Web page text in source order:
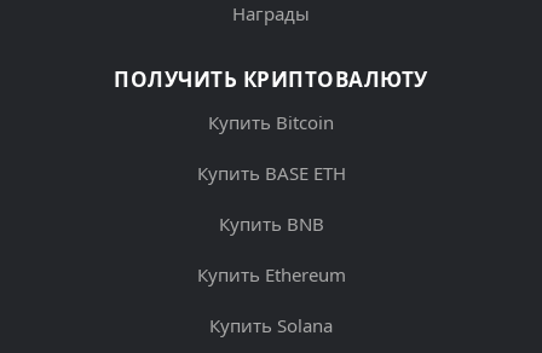
Награды
ПОЛУЧИТЬ КРИПТОВАЛЮТУ
Купить Bitcoin
Купить BASE ETH
Купить BNB
Купить Ethereum
Купить Solana